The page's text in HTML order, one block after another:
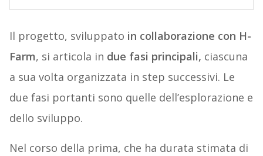
Il progetto, sviluppato in collaborazione con H-
Farm, si articola in due fasi principali, ciascuna
a sua volta organizzata in step successivi. Le
due fasi portanti sono quelle dell’esplorazione e
dello sviluppo.
Nel corso della prima, che ha durata stimata di